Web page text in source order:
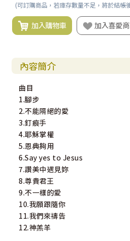
(可訂購商品，若庫存數量不足，將於結帳
加入購物車 加入喜愛
內容簡介
曲目
1.腳步
2.不能隔絕的愛
3.釘痕手
4.耶穌掌權
5.恩典夠用
6.Say yes to Jesus
7.讚美中遇見妳
8.尊貴君王
9.不一樣的愛
10.我願跟隨你
11.我們來禱告
12.神羔羊